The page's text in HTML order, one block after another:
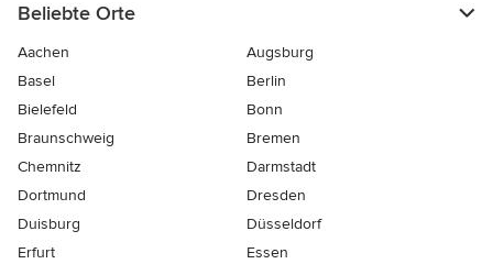
Beliebte Orte
Aachen
Augsburg
Basel
Berlin
Bielefeld
Bonn
Braunschweig
Bremen
Chemnitz
Darmstadt
Dortmund
Dresden
Duisburg
Düsseldorf
Erfurt
Essen